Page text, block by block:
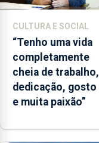
CULTURA E SOCIAL
“Tenho uma vida
completamente
cheia de trabalho,
dedicação, gosto
e muita paixão”